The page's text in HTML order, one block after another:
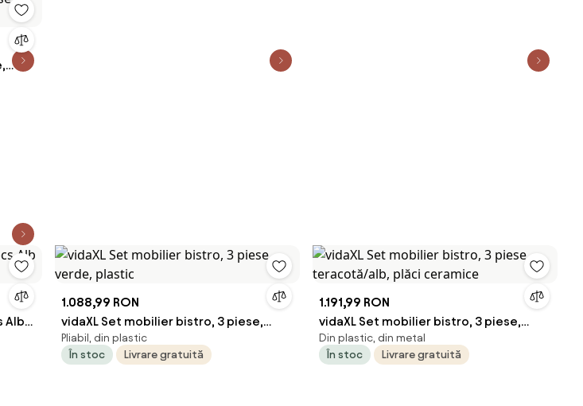
Alb
1.088,99 RON
vidaXL Set mobilier bistro, 3 piese,
verde, plastic
Pliabil, din plastic
În stoc
Livrare gratuită
1.191,99 RON
vidaXL Set mobilier bistro, 3 piese,
teracotă/alb, plăci ceramice
Din plastic, din metal
În stoc
Livrare gratuită